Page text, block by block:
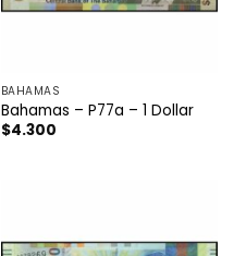
BAHAMAS
Bahamas – P77a – 1 Dollar
$4.300